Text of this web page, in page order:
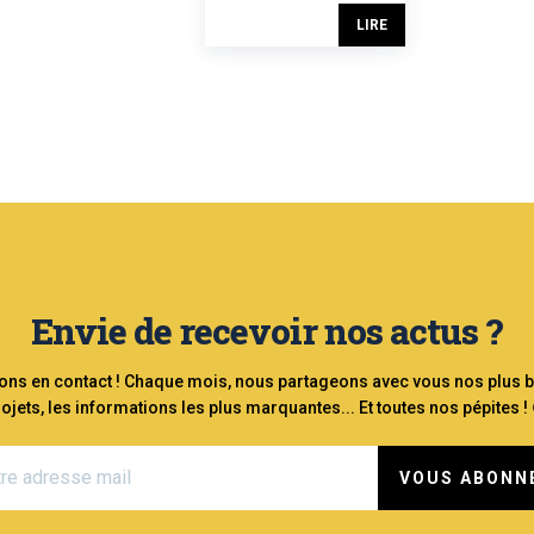
LIRE
Envie de recevoir nos actus ?
en contact ! Chaque mois, nous partageons avec vous nos plus
les informations les plus marquantes... Et toutes nos pépites !
VOUS